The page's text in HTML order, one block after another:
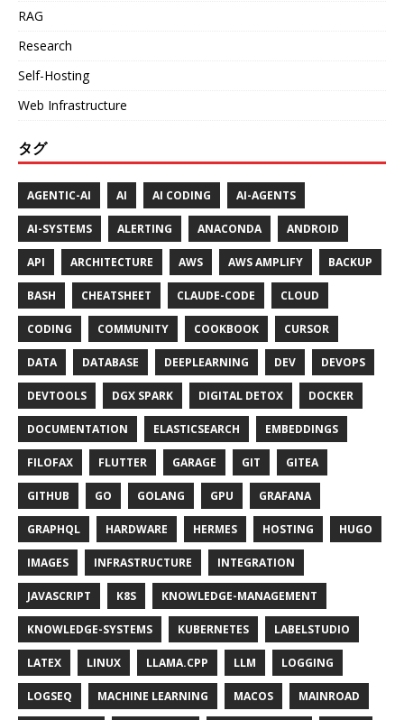
RAG
Research
Self-Hosting
Web Infrastructure
タグ
AGENTIC-AI AI AI CODING AI-AGENTS
AI-SYSTEMS ALERTING ANACONDA ANDROID
API ARCHITECTURE AWS AWS AMPLIFY BACKUP
BASH CHEATSHEET CLAUDE-CODE CLOUD
CODING COMMUNITY COOKBOOK CURSOR
DATA DATABASE DEEPLEARNING DEV DEVOPS
DEVTOOLS DGX SPARK DIGITAL DETOX DOCKER
DOCUMENTATION ELASTICSEARCH EMBEDDINGS
FILOFAX FLUTTER GARAGE GIT GITEA
GITHUB GO GOLANG GPU GRAFANA
GRAPHQL HARDWARE HERMES HOSTING HUGO
IMAGES INFRASTRUCTURE INTEGRATION
JAVASCRIPT K8S KNOWLEDGE-MANAGEMENT
KNOWLEDGE-SYSTEMS KUBERNETES LABELSTUDIO
LATEX LINUX LLAMA.CPP LLM LOGGING
LOGSEQ MACHINE LEARNING MACOS MAINROAD